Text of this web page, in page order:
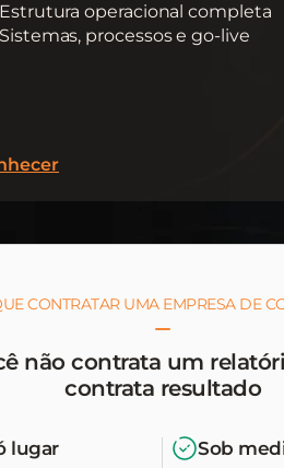
Estrutura operacional completa
Sistemas, processos e go-live
CONTRATAR UMA EMPRESA DE
não contrata um
contrata resultado
lugar Sob